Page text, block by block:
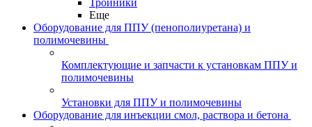
Тройники
Еще
Оборудование для ППУ (пенополиуретана) и
полимочевины
Комплектующие и запчасти к установкам ППУ и
полимочевины
Установки для ППУ и полимочевины
Оборудование для инъекции смол, раствора и бетона